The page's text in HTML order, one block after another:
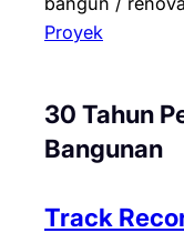
Proyek
30 Tahun
Bangunan
Track